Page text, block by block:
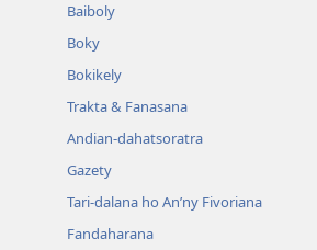
Baiboly
Boky
Bokikely
Trakta & Fanasana
Andian-dahatsoratra
Gazety
Tari-dalana ho An’ny Fivoriana
Fandaharana